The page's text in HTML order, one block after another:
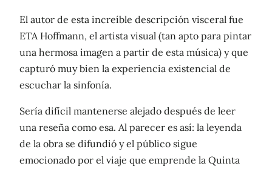
El autor de esta increíble descripción visceral fue
ETA Hoffmann, el artista visual (tan apto para pintar
una hermosa imagen a partir de esta música) y que
capturó muy bien la experiencia existencial de
escuchar la sinfonía.
Sería difícil mantenerse alejado después de leer
una reseña como esa. Al parecer es así: la leyenda
de la obra se difundió y el público sigue
emocionado por el viaje que emprende la Quinta